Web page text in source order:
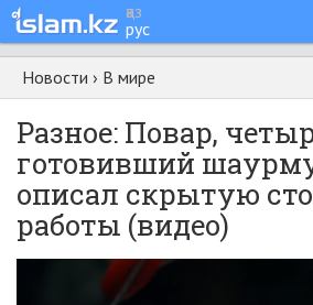
қаз
рус
Новости › В мире
Разное: Повар,
готовивший
описал скрытую
работы (видео)